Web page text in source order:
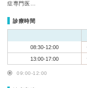
症専門医…
診療時間
08:30-12:00
13:00-17:00
09:00-12:00